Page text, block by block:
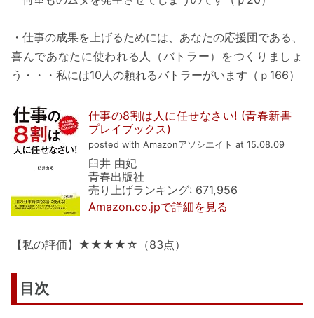
・仕事の成果を上げるためには、あなたの応援団である、
喜んであなたに使われる人（バトラー）をつくりましょ
う・・・私には10人の頼れるバトラーがいます（ｐ166）
仕事の8割は人に任せなさい! (青春新書
プレイブックス)
posted with Amazonアソシエイト at 15.08.09
臼井 由妃
青春出版社
売り上げランキング: 671,956
Amazon.co.jpで詳細を見る
【私の評価】★★★★☆（83点）
目次